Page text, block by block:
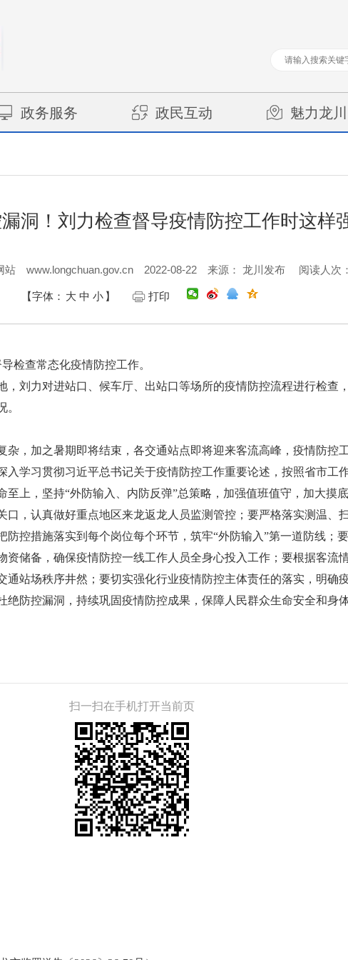
政务服务 政民互动 魅力龙川
洞！刘力检查督导疫情防控工作时这样
站 www.longchuan.gov.cn 2022-08-22 来源： 龙川发布 阅读人次：
【字体： 大 中 小 】 打印
查常态化疫情防控工作。
刘力对进站口、候车厅、出站口等场所的疫情防控流程进行检查
。
，加之暑期即将结束，各交通站点即将迎来客流高峰，疫情防控
入学习贯彻习近平总书记关于疫情防控工作重要论述，按照省市工
至上，坚持“外防输入、内防反弹”总策略，加强值班值守，加大摸
口，认真做好重点地区来龙返龙人员监测管控；要严格落实测温、
控措施落实到每个岗位每个环节，筑牢“外防输入”第一道防线；
资储备，确保疫情防控一线工作人员全身心投入工作；要根据客流
通站场秩序井然；要切实强化行业疫情防控主体责任的落实，明确
防控漏洞，持续巩固疫情防控成果，保障人民群众生命安全和身体
扫一扫在手机打开当前页